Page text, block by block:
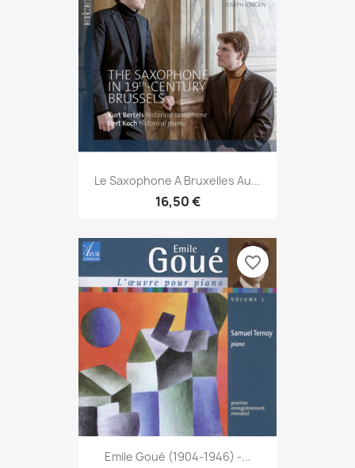
Le Saxophone A Bruxelles Au...
16,50 €
Emile Goué (1904-1946) -...
favorite_border